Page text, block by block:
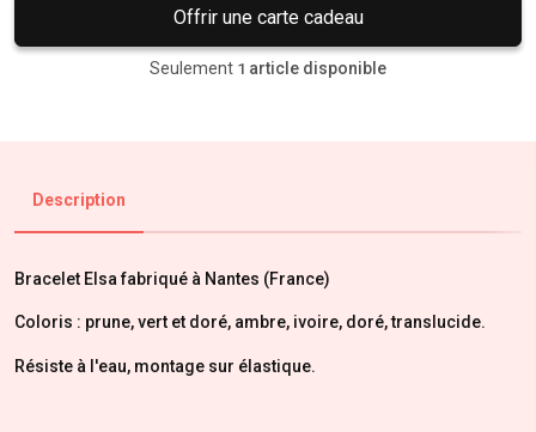
Offrir une carte cadeau
Seulement 1 article disponible
Description
Bracelet Elsa fabriqué à Nantes (France)
Coloris : prune, vert et doré, ambre, ivoire, doré, translucide.
Résiste à l'eau, montage sur élastique.